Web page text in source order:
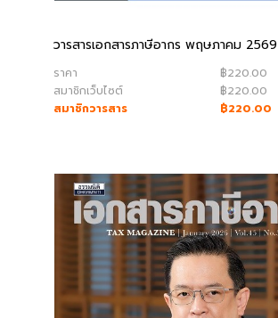
วารสารเอกสารภาษีอากร พฤษภาคม 2569
ราคา
฿220.00
สมาชิกเว็บไซต์
฿220.00
สมาชิกวารสาร
฿220.00